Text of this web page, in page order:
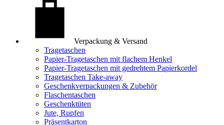
Verpackung & Versand
Tragetaschen
Papier-Tragetaschen mit flachem Henkel
Papier-Tragetaschen mit gedrehtem Papierkordel
Tragetaschen Take-away
Geschenkverpackungen & Zubehör
Flaschentaschen
Geschenktüten
Jute, Rupfen
Präsentkarton